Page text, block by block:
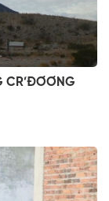
CR’ĐƠƠNG